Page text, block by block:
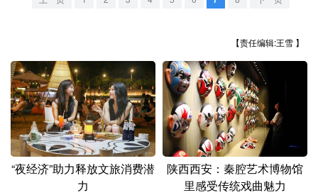
北京 天津 河北 山西
江苏
浙江 安徽 福建
山东 河南 湖北 湖南
广东 广西 海南 重庆
四川 贵州 云南 西藏
青海 宁夏
【责任编辑:王雪 】
“夜经济”助力释放文旅消费潜
力
陕西西安：秦腔艺术博物馆
里感受传统戏曲魅力